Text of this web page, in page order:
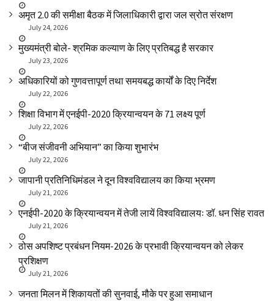
अमृत 2.0 की समीक्षा बैठक में जिलाधिकारी द्वारा जल स्रोत संरक्षण
July 24, 2026
मुख्यमंत्री बोले- श्रमिक कल्याण के लिए प्रतिबद्ध है सरकार
July 23, 2026
अधिकारियों को गुणवत्तापूर्ण तथा समयबद्ध कार्यों के दिए निर्देश
July 22, 2026
शिक्षा विभाग में एनईपी-2020 क्रियान्वयन के 71 लक्ष्य पूर्ण
July 22, 2026
“बीज संजीवनी अभियान” का किया शुभारंभ
July 22, 2026
जापानी प्रतिनिधिमंडल ने दून विश्वविद्यालय का किया भ्रमण
July 21, 2026
एनईपी-2020 के क्रियान्वयन में तेजी लायें विश्वविद्यालयः डॉ. धन सिंह रावत
July 21, 2026
ठोस अपशिष्ट प्रबंधन नियम-2026 के प्रभावी क्रियान्वयन को लेकर
प्रशिक्षण
July 21, 2026
जनता मिलन में शिकायतों की सुनवाई, मौके पर हुआ समाधान